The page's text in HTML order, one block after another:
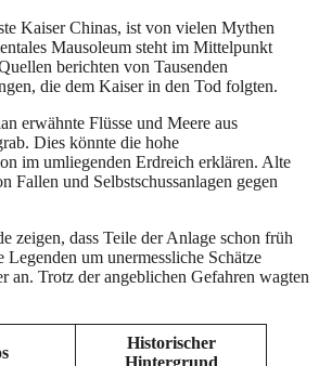
Kaiser Chinas, ist von vielen Mythen
Mausoleum steht im Mittelpunkt
berichten von Tausenden
die dem Kaiser in den Tod folgten.
erwähnte Flüsse und Meere aus
Dies könnte die hohe
im umliegenden Erdreich erklären. Alte
Fallen und Selbstschussanlagen gegen
zeigen, dass Teile der Anlage schon früh
um unermessliche Schätze
an. Trotz der angeblichen Gefahren wagten
Historischer
Hintergrund